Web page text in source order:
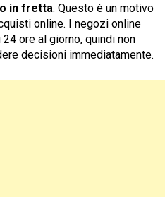
in fretta. Questo è un motivo
online. I negozi online
ore al giorno, quindi non
decisioni immediatamente.